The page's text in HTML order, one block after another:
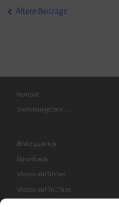
Beitragsnavigation
Ältere Beiträge
Kontakt
Stellenangebote …
Bildergalerien
Downloads
Videos auf Vimeo
Videos auf YouTube